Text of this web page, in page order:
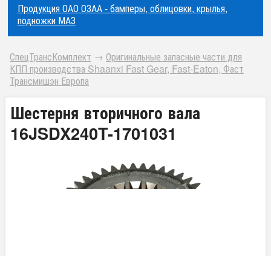
Продукция ОАО ОЗАА - бамперы, облицовки, крылья,
подножки МАЗ
СпецТрансКомплект → Оригинальные запасные части для
КПП производства Shaanxi Fast Gear, Fast-Eaton, Фаст
Трансмишэн Европа
Шестерня вторичного вала
16JSDX240T-1701031